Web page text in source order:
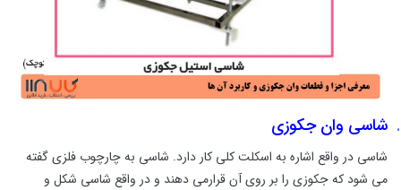
شاسی وان جکوزی
شاسی در واقع اشاره به اسکلت کلی کار دارد. شاسی به چارچوب فلزی گفته
می شود که جکوزی را بر روی آن قرارمی دهند و در واقع شاسی شکل و